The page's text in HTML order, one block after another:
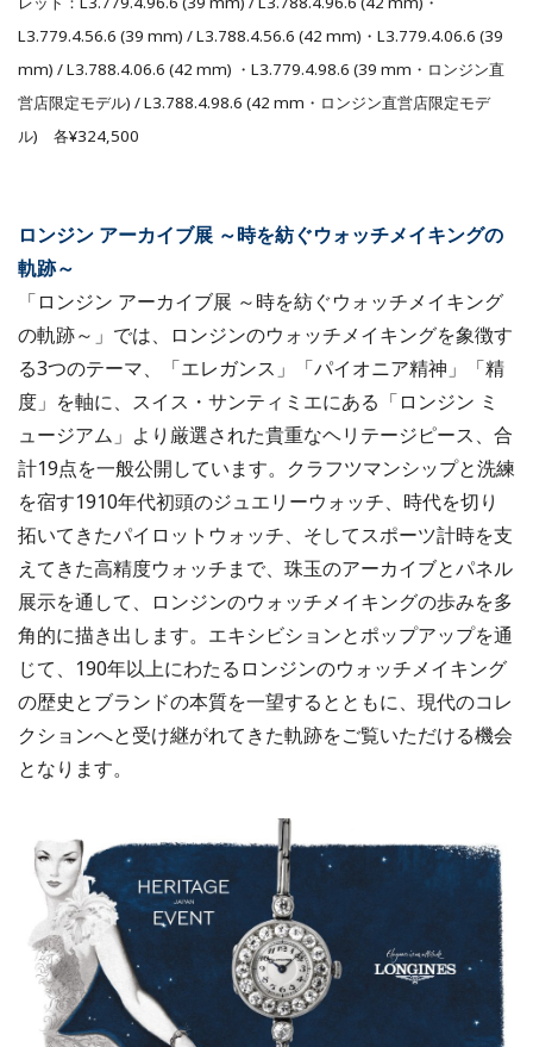
L3.779.4.56.6 (39 mm) / L3.788.4.56.6 (42 mm)・L3.779.4.06.6 (39
mm) / L3.788.4.06.6 (42 mm) ・L3.779.4.98.6 (39 mm・ロンジン直
営店限定モデル) / L3.788.4.98.6 (42 mm・ロンジン直営店限定モデ
ル) 各¥324,500
ロンジン アーカイブ展 ～時を紡ぐウォッチメイキングの
軌跡～
「ロンジン アーカイブ展 ～時を紡ぐウォッチメイキング
の軌跡～」では、ロンジンのウォッチメイキングを象徴す
る3つのテーマ、「エレガンス」「パイオニア精神」「精
度」を軸に、スイス・サンティミエにある「ロンジン ミ
ュージアム」より厳選された貴重なヘリテージピース、合
計19点を一般公開しています。クラフツマンシップと洗練
を宿す1910年代初頭のジュエリーウォッチ、時代を切り
拓いてきたパイロットウォッチ、そしてスポーツ計時を支
えてきた高精度ウォッチまで、珠玉のアーカイブとパネル
展示を通して、ロンジンのウォッチメイキングの歩みを多
角的に描き出します。エキシビションとポップアップを通
じて、190年以上にわたるロンジンのウォッチメイキング
の歴史とブランドの本質を一望するとともに、現代のコレ
クションへと受け継がれてきた軌跡をご覧いただける機会
となります。